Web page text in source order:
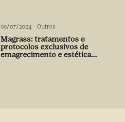
09/07/2024 - Outros
Magrass: tratamentos e
protocolos exclusivos de
emagrecimento e estética